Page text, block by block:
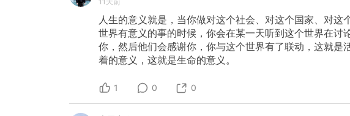
人生的意义就是，当你做对这个社会、对这个国家、对这
世界有意义的事的时候，你会在某一天听到这个世界在讨
你，然后他们会感谢你，你与这个世界有了联动，这就是
着的意义，这就是生命的意义。
1 0 0